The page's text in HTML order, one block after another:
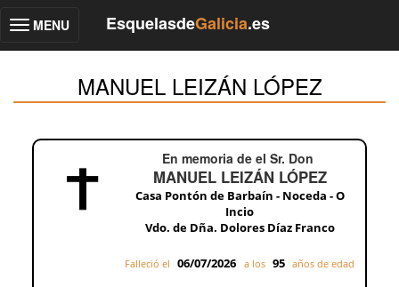
Toggle
MENU EsquelasdeGalicia.es
MANUEL LEIZÁN LÓPEZ
En memoria de el Sr. Don
MANUEL LEIZÁN LÓPEZ
Casa Pontón de Barbaín - Noceda - O
Incio
Vdo. de Dña. Dolores Díaz Franco
Falleció el 06/07/2026 a los 95 años de edad